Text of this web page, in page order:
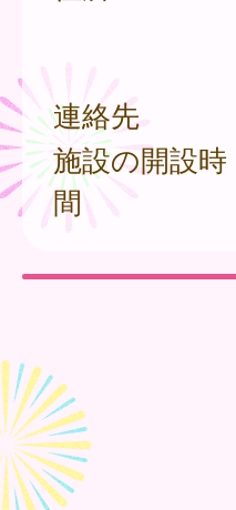
連絡先
施設の開設時
間